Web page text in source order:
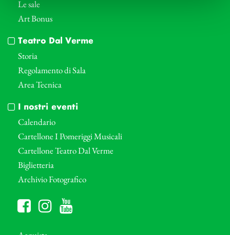
Le sale
Art Bonus
Teatro Dal Verme
Storia
Regolamento di Sala
Area Tecnica
I nostri eventi
Calendario
Cartellone I Pomeriggi Musicali
Cartellone Teatro Dal Verme
Biglietteria
Archivio Fotografico